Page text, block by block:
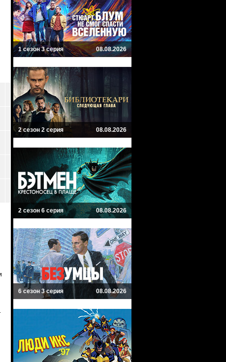
1 сезон 3 серия 08.08.2026
2 сезон 2 серия 08.08.2026
2 сезон 6 серия 08.08.2026
6 сезон 3 серия 08.08.2026